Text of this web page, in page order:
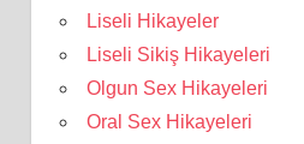
Liseli Hikayeler
Liseli Sikiş Hikayeleri
Olgun Sex Hikayeleri
Oral Sex Hikayeleri